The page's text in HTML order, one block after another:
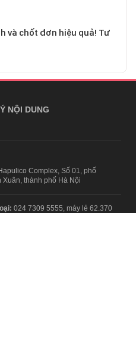
và chốt đơn hiệu quả! Tư
NỘI DUNG
Complex, Số 01, phố
thành phố Hà Nội
024 7309 5555, máy lẻ 62.370